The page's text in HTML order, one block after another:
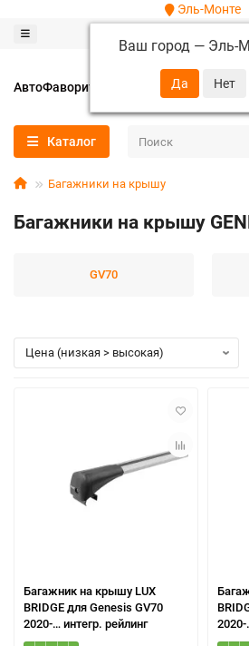
Эль-Монте
Ваш город — Эль-
АвтоФаворит
+7 (952) 288-
autofavorit-
Каталог
Багажники на крышу
Багажники на крышу
GV70
Багажник на крышу LUX
BRIDGE для Genesis GV70
2020-… интегр. рейлинг
2020-